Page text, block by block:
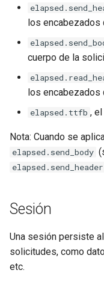
los encabezados
cuerpo de la
los encabezados
elapsed.ttfb ,
Nota: Cuando se
elapsed.send_body
elapsed.send_header
Sesión
Una sesión persiste
solicitudes, como
etc.